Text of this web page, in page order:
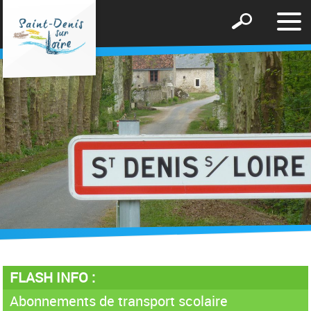
le
Afficher
formulaire
de
recherche
FLASH INFO :
Abonnements de transport scolaire